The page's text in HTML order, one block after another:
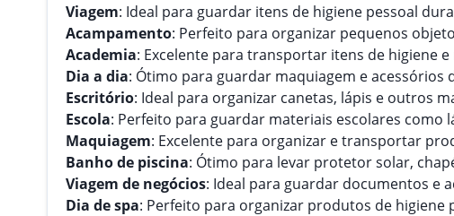
Viagem: Ideal para guardar itens de higiene pessoal
Acampamento: Perfeito para organizar pequenos
Academia: Excelente para transportar itens de higiene
Dia a dia: Ótimo para guardar maquiagem e acessórios
Escritório: Ideal para organizar canetas, lápis e outros
Escola: Perfeito para guardar materiais escolares como
Maquiagem: Excelente para organizar e transportar
Banho de piscina: Ótimo para levar protetor solar,
Viagem de negócios: Ideal para guardar documentos e
Dia de spa: Perfeito para organizar produtos de higiene